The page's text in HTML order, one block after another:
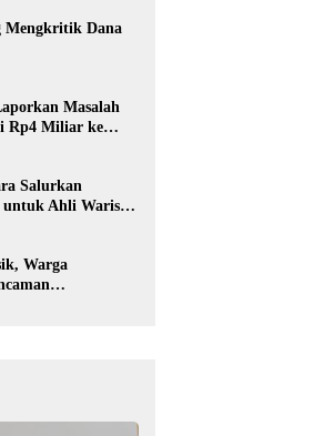
Mengkritik Dana
Masalah
Rp4 Miliar ke
Salurkan
untuk Ahli Waris
Warga